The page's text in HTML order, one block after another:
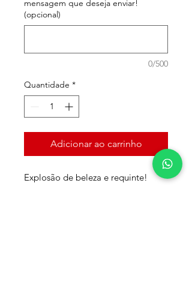
mensagem que deseja enviar!
(opcional)
0/500
Quantidade *
Adicionar ao carrinho
Explosão de beleza e requinte!